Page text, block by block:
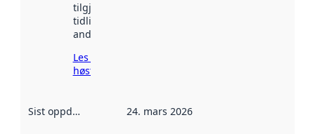
tilgjengelig
tidligere
andre steder.
Les mer om
høsting her
Sist oppdatert 24. mars 2026